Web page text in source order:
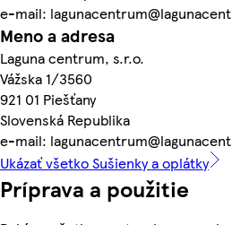
e-mail:
Meno a adresa
Laguna centrum, s.r.o.
Vážska 1/3560
921 01 Piešťany
Slovenská Republika
e-mail:
Ukázať všetko Sušienky a oplátky
Príprava a použitie